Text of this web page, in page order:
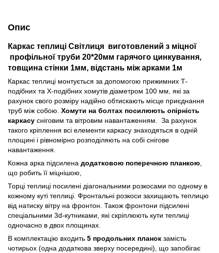
Опис
Каркас теплиці Світлиця виготовлений з міцної
профільної труби 20*20мм гарячого цинкування,
товщина стінки 1мм, відстань між арками 1м
Каркас теплиці монтується за допомогою прижимних Т-
подібних та Х-подібних хомутів діаметром 100 мм, які за
рахунок свого розміру надійно обтискають місце приєднання
труб між собою. Хомути на болтах посилюють опірність
каркасу сніговим та вітровим навантаженням. За рахунок
такого кріплення всі елементи каркасу знаходяться в одній
площині і рівномірно розподіляють на собі снігове
навантаження.
Кожна арка підсилена додатковою поперечною планкою
що робить її міцнішою,
Торці теплиці посилені діагональними розкосами по одному в
кожному куті теплиці. Фронтальні розкоси захищають теплицю
від натиску вітру на фронтон. Також фронтони підсилені
спеціальними 3d-кутниками, які скріплюють кути теплиці
одночасно в двох площинах.
В комплектацію входить 5 продольних планок замість
чотирьох (одна додаткова зверху посередині), що запобігає